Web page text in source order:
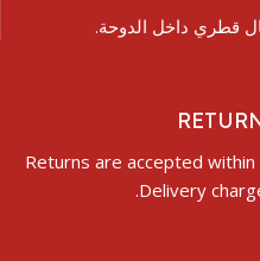
Returns are accepted
Delivery